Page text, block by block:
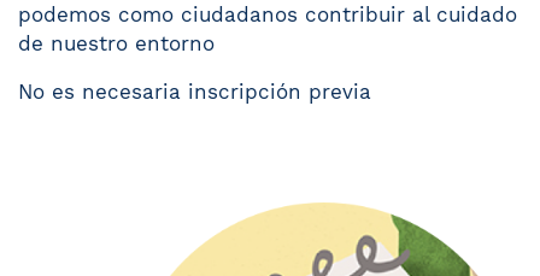
podemos como ciudadanos contribuir al cuidado
de nuestro entorno
No es necesaria inscripción previa